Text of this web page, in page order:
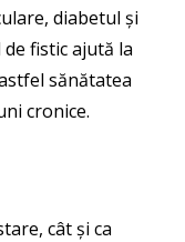
diabetul și
fistic ajută la
sănătatea
cronice.
cât și ca